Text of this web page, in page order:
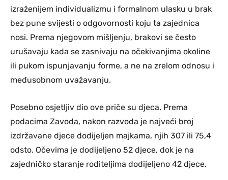
izraženijem individualizmu i formalnom ulasku u brak
bez pune svijesti o odgovornosti koju ta zajednica
nosi. Prema njegovom mišljenju, brakovi se često
urušavaju kada se zasnivaju na očekivanjima okoline
ili pukom ispunjavanju forme, a ne na zrelom odnosu i
međusobnom uvažavanju.
Posebno osjetljiv dio ove priče su djeca. Prema
podacima Zavoda, nakon razvoda je najveći broj
izdržavane djece dodijeljen majkama, njih 307 ili 75,4
odsto. Očevima je dodijeljeno 52 djece, dok je na
zajedničko staranje roditeljima dodijeljeno 42 djece.